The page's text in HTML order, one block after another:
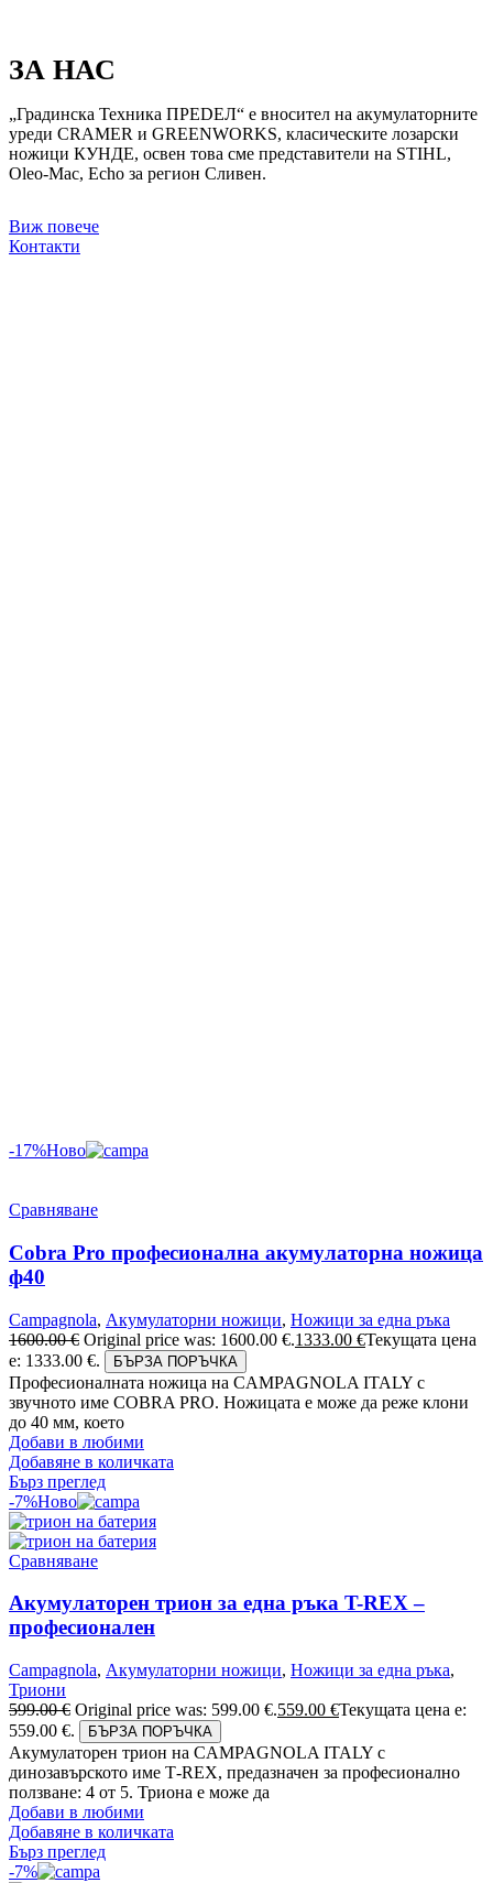
ЗА НАС
„Градинска Техника ПРЕDЕЛ“ е вносител на акумулаторните
уреди CRAMER и GREENWORKS, класическите лозарски
ножици КУНДЕ, освен това сме представители на STIHL,
Oleo-Mac, Echo за регион Сливен.
Виж повече
Контакти
-17%Ново
Сравняване
Cobra Pro професионална акумулаторна ножица
ф40
Campagnola, Акумулаторни ножици, Ножици за една ръка
1600.00€ Original price was: 1600.00 €.1333.00 €Текущата цена
е: 1333.00 €.
БЪРЗА ПОРЪЧКА
Професионалната ножица на CAMPAGNOLA ITALY с
звучното име COBRA PRO. Ножицата е може да реже клони
до 40 мм, което
Добави в любими
Добавяне в количката
Бърз преглед
-7%Ново
Сравняване
Акумулаторен трион за една ръка T-REX –
професионален
Campagnola, Акумулаторни ножици, Ножици за една ръка,
Триони
599.00€ Original price was: 599.00 €.559.00 €Текущата цена е:
559.00 €.
БЪРЗА ПОРЪЧКА
Акумулаторен трион на CAMPAGNOLA ITALY с
динозавърското име Т-REX, предазначен за професионално
ползване: 4 от 5. Триона е може да
Добави в любими
Добавяне в количката
Бърз преглед
-7%